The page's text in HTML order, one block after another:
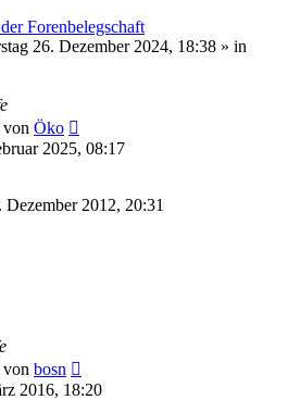
Forenbelegschaft
26. Dezember 2024, 18:38 » in
von Öko
2025, 08:17
Dezember 2012, 20:31
von bosn
2016, 18:20